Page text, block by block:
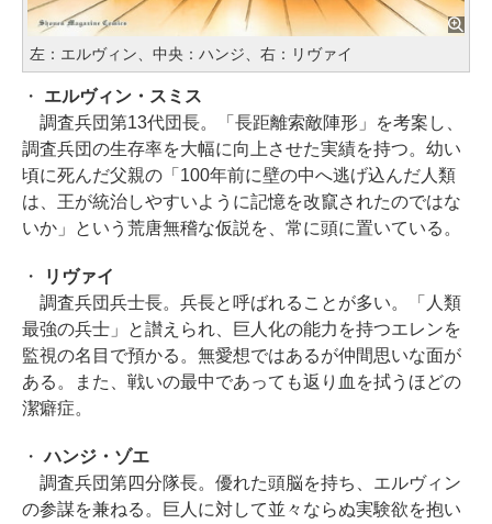
左：エルヴィン、中央：ハンジ、右：リヴァイ
・
エルヴィン・スミス
調査兵団第13代団長。「長距離索敵陣形」を考案し、
調査兵団の生存率を大幅に向上させた実績を持つ。幼い
頃に死んだ父親の「100年前に壁の中へ逃げ込んだ人類
は、王が統治しやすいように記憶を改竄されたのではな
いか」という荒唐無稽な仮説を、常に頭に置いている。
・
リヴァイ
調査兵団兵士長。兵長と呼ばれることが多い。「人類
最強の兵士」と讃えられ、巨人化の能力を持つエレンを
監視の名目で預かる。無愛想ではあるが仲間思いな面が
ある。また、戦いの最中であっても返り血を拭うほどの
潔癖症。
・ ハンジ・ゾエ
調査兵団第四分隊長。優れた頭脳を持ち、エルヴィン
の参謀を兼ねる。巨人に対して並々ならぬ実験欲を抱い